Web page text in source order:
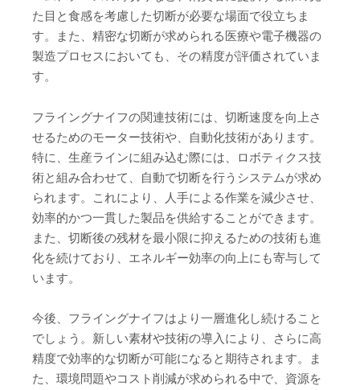
た目と食感を考慮した切断が必要な場面で役立ちま
す。また、精密な切断が求められる医療や電子機器の
製造プロセスにおいても、その精度が評価されていま
す。
フライングナイフの関連技術には、切断速度を向上さ
せるためのモーター技術や、自動化技術があります。
特に、生産ラインに組み込む際には、ロボティクス技
術と組み合わせて、自動で切断を行うシステムが求め
られます。これにより、人手による作業を減少させ、
効率的かつ一貫した製品を供給することができます。
また、切断後の残材を最小限に抑えるための技術も進
化を続けており、エネルギー効率の向上にも寄与して
います。
今後、フライングナイフはより一層進化し続けること
でしょう。新しい素材や技術の導入により、さらに高
精度で効率的な切断が可能になると期待されます。ま
た、環境問題やコスト削減が求められる中で、資源を